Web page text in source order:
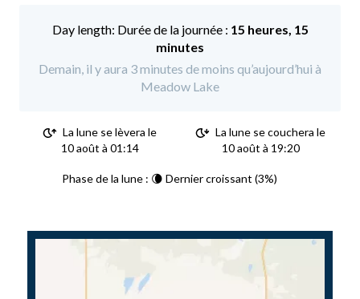
Durée de la journée : 15 heures, 15
minutes
Demain, il y aura 3 minutes de moins qu’aujourd’hui à
Meadow Lake
La lune se lèvera le
10 août à 01:14
La lune se couchera le
10 août à 19:20
Phase de la lune : 🌘 Dernier croissant (3%)